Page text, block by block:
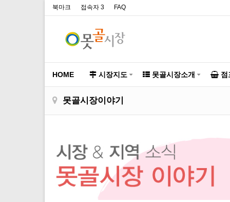
북마크 접속자 3 FAQ
HOME 시장지도 못골시장소개 점
못골시장이야기